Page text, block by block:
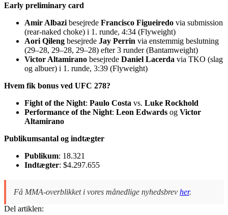
Early preliminary card
Amir Albazi besejrede Francisco Figueiredo via submission
(rear-naked choke) i 1. runde, 4:34 (Flyweight)
Aori Qileng besejrede Jay Perrin via enstemmig beslutning
(29–28, 29–28, 29–28) efter 3 runder (Bantamweight)
Victor Altamirano besejrede Daniel Lacerda via TKO (slag
og albuer) i 1. runde, 3:39 (Flyweight)
Hvem fik bonus ved UFC 278?
Fight of the Night: Paulo Costa vs. Luke Rockhold
Performance of the Night: Leon Edwards og Victor
Altamirano
Publikumsantal og indtægter
Publikum: 18.321
Indtægter: $4.297.655
Få MMA-overblikket i vores månedlige nyhedsbrev her.
Del artiklen: